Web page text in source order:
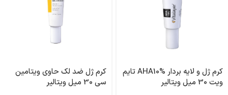
كرم ژل و لايه بردار AHA10% تایم
ویت 30 میل ويتالير
کرم ژل ضد لک حاوی ویتامین
سی 30 میل ویتالیر